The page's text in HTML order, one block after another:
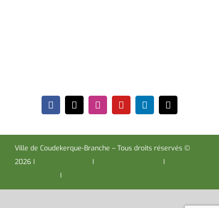
Ville de Coudekerque-Branche – Tous droits réservés ©
2026 I
I I
I